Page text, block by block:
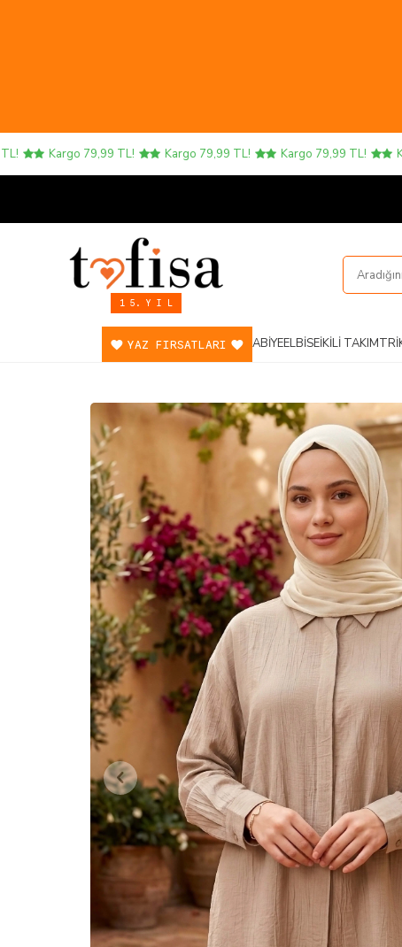
Kargo 79,99 TL! Kargo 79,99 TL! Kargo 79,99 TL!
1 5. Y I L
YAZ FIRSATLARI ABIYEELBISEİKILI TAKIM